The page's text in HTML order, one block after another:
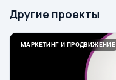
Другие проекты
МАРКЕТИНГ И ПРОДВИЖЕНИЕ